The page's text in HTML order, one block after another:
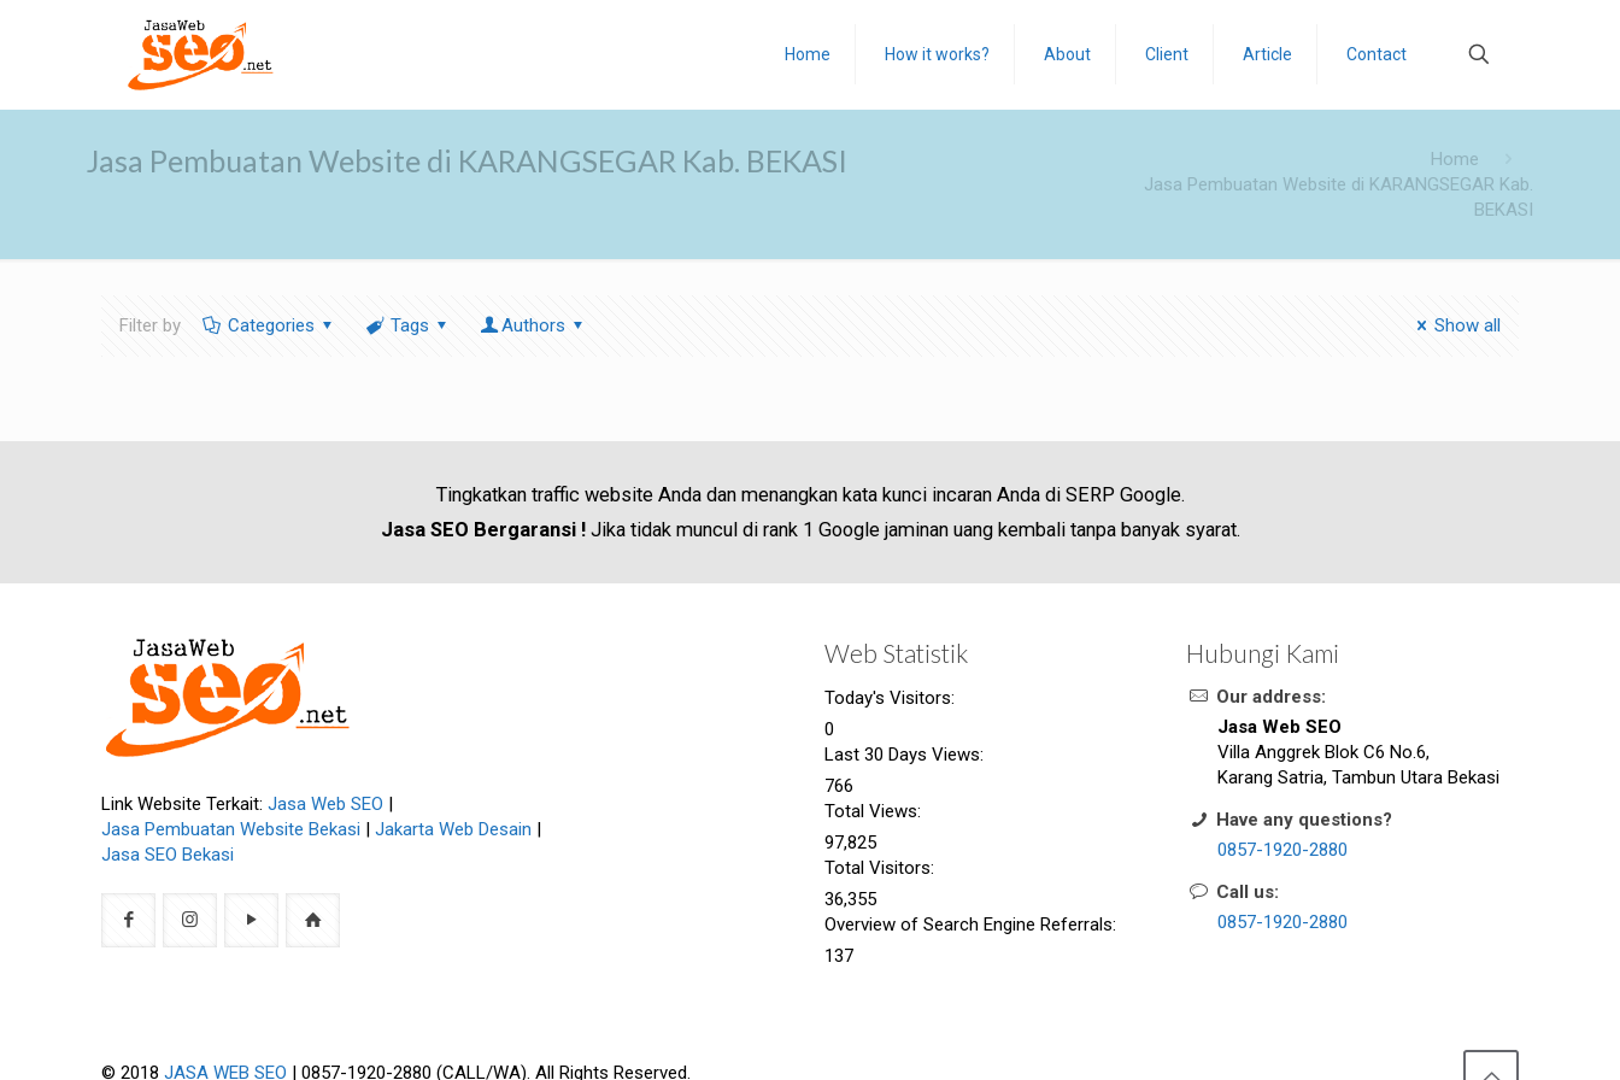
Home How it works? About Client Article Contact
Jasa Pembuatan Website di KARANGSEGAR Kab. BEKASI
Home
Jasa Pembuatan Website di KARANGSEGAR Kab.
BEKASI
Filter by Categories Tags Authors Show all
Tingkatkan traffic website Anda dan menangkan kata kunci incaran Anda di SERP Google.
Jasa SEO Bergaransi !Jika tidak muncul di rank 1 Google jaminan uang kembali tanpa banyak syarat.
Link Website Terkait: Jasa Web SEO |
Jasa Pembuatan Website Bekasi | Jakarta Web Desain |
Jasa SEO Bekasi
Web Statistik
Today's Visitors:
0
Last 30 Days Views:
766
Total Views:
97,825
Total Visitors:
36,355
Overview of Search Engine Referrals:
137
Hubungi Kami
Our address:
Jasa Web SEO
Villa Anggrek Blok C6 No.6,
Karang Satria, Tambun Utara Bekasi
Have any questions?
0857-1920-2880
Call us:
0857-1920-2880
© 2018 JASA WEB SEO | 0857-1920-2880 (CALL/WA). All Rights Reserved.